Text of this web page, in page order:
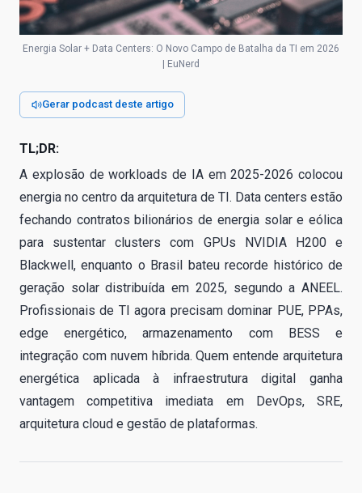
Energia Solar + Data Centers: O Novo Campo de Batalha da TI em 2026
| EuNerd
Gerar podcast deste artigo
TL;DR:
A explosão de workloads de IA em 2025-2026 colocou
energia no centro da arquitetura de TI. Data centers estão
fechando contratos bilionários de energia solar e eólica
para sustentar clusters com GPUs NVIDIA H200 e
Blackwell, enquanto o Brasil bateu recorde histórico de
geração solar distribuída em 2025, segundo a ANEEL.
Profissionais de TI agora precisam dominar PUE, PPAs,
edge energético, armazenamento com BESS e
integração com nuvem híbrida. Quem entende arquitetura
energética aplicada à infraestrutura digital ganha
vantagem competitiva imediata em DevOps, SRE,
arquitetura cloud e gestão de plataformas.